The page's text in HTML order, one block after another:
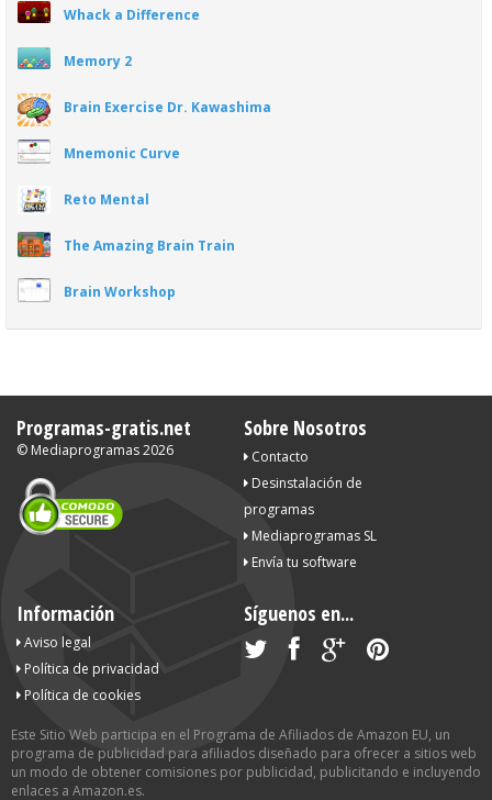
Whack a Difference
Memory 2
Brain Exercise Dr. Kawashima
Mnemonic Curve
Reto Mental
The Amazing Brain Train
Brain Workshop
Programas-gratis.net
© Mediaprogramas2026
Sobre Nosotros
Contacto
Desinstalación de
programas
Mediaprogramas SL
Envía tu software
Información
Aviso legal
Política de privacidad
Política de cookies
Síguenos en...
Este Sitio Web participa en el Programa de Afiliados de Amazon EU, un
programa de publicidad para afiliados diseñado para ofrecer a sitios web
un modo de obtener comisiones por publicidad, publicitando e incluyendo
enlaces a Amazon.es.